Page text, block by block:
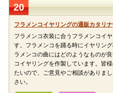
20
フラメンコイヤリングの通販カタリナ
フラメンコ衣装に合うフラメンコイ
す。フラメンコを踊る時にイヤリン
ラメンコの曲にはどのようなものが
コイヤリングを作製しています。皆
たいので、ご意見やご相談がありま
さい。